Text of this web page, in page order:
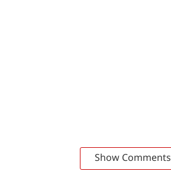
Show Comments